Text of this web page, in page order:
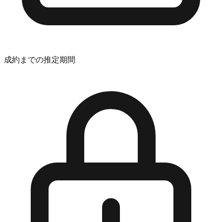
成約までの推定期間